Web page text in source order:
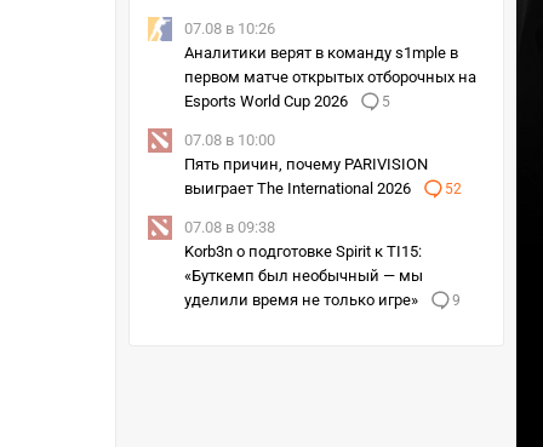
07.08 в 10:26
Аналитики верят в команду s1mple в
первом матче открытых отборочных на
Esports World Cup 2026
5
07.08 в 10:00
Пять причин, почему PARIVISION
выиграет The International 2026
52
07.08 в 09:38
Korb3n о подготовке Spirit к TI15:
«Буткемп был необычный — мы
уделили время не только игре»
9